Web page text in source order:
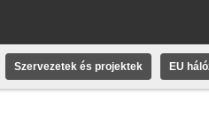
Szervezetek és projektek EU